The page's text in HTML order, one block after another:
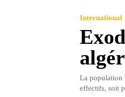
International
La population
effectifs, soit